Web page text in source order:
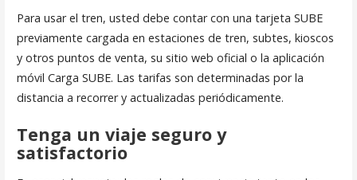
Para usar el tren, usted debe contar con una tarjeta SUBE
previamente cargada en estaciones de tren, subtes, kioscos
y otros puntos de venta, su sitio web oficial o la aplicación
móvil Carga SUBE. Las tarifas son determinadas por la
distancia a recorrer y actualizadas periódicamente.
Tenga un viaje seguro y
satisfactorio